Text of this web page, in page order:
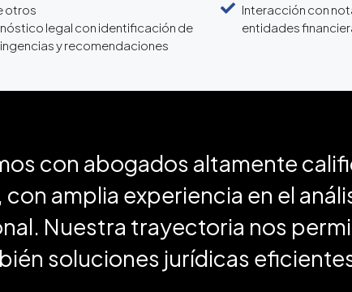
otros
legal con identificación de
y recomendaciones
Interacción con
entidades
con abogados altamente
amplia experiencia en el
Nuestra trayectoria nos
soluciones jurídicas